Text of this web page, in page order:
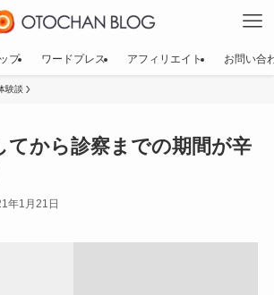
プ ワードプレス アフィリエイト お問い合
験談
てから診察までの期間が辛
年1月21日